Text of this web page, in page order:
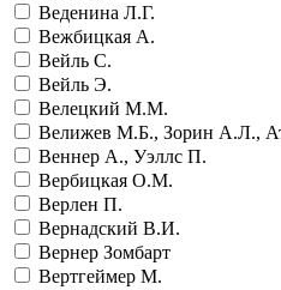
Веденина Л.Г.
Вежбицкая А.
Вейль С.
Вейль Э.
Велецкий М.М.
Велижев М.Б., Зорин А.Л.,
Веннер А., Уэллс П.
Вербицкая О.М.
Верлен П.
Вернадский В.И.
Вернер Зомбарт
Вертгеймер М.